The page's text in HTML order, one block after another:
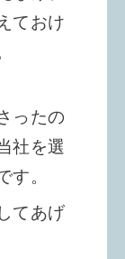
ておけ
ったの
社を選
す。
てあげ